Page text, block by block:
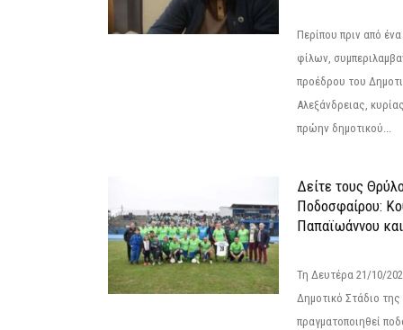
Περίπου πριν από
φίλων,
προέδρου του
Αλεξάνδρειας,
πρώην δημοτικού...
Δείτε τους
Ποδοσφαίρου:
Παπαϊωάννου
Τη Δευτέρα 21/10/
Δημοτικό Στάδιο
πραγματοποιηθεί